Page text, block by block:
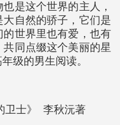
是这个世界的主人，
自然的骄子，它们是
的世界里也有爱，也有
同点缀这个美丽的星
级的男生阅读。
卫士》 李秋沅著